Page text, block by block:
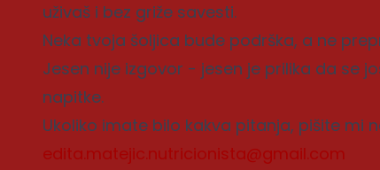
uživaš i bez griže savesti.
Neka tvoja šoljica bude podrška, a ne
Jesen nije izgovor - jesen je prilika da se
napitke.
Ukoliko imate bilo kakva pitanja, pišite mi
edita.matejic.nutricionista@gmail.com